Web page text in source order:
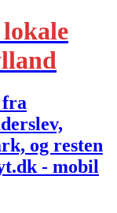
og resten
- mobil